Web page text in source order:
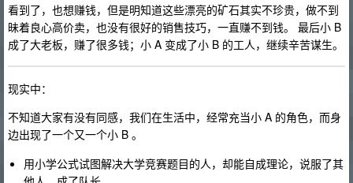
看到了，也想赚钱，但是明知道这些漂亮的矿石其实不珍贵，做不到
昧着良心高价卖，也没有很好的销售技巧，一直赚不到钱。 最后小 B
成了大老板，赚了很多钱；小 A 变成了小 B 的工人，继续辛苦谋生。
现实中：
不知道大家有没有同感，我们在生活中，经常充当小 A 的角色，而身
边出现了一个又一个小 B 。
用小学公式试图解决大学竞赛题目的人，却能自成理论，说服了其